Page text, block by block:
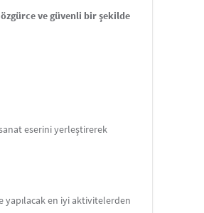
özgürce ve güvenli bir şekilde
eserini yerleştirerek
en iyi aktivitelerden